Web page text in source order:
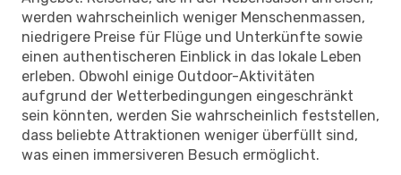
werden wahrscheinlich weniger Menschenmassen,
niedrigere Preise für Flüge und Unterkünfte sowie
einen authentischeren Einblick in das lokale Leben
erleben. Obwohl einige Outdoor-Aktivitäten
aufgrund der Wetterbedingungen eingeschränkt
sein könnten, werden Sie wahrscheinlich feststellen,
dass beliebte Attraktionen weniger überfüllt sind,
was einen immersiveren Besuch ermöglicht.